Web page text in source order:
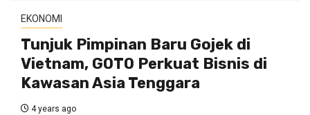
EKONOMI
Tunjuk Pimpinan Baru Gojek di
Vietnam, GOTO Perkuat Bisnis di
Kawasan Asia Tenggara
4 years ago